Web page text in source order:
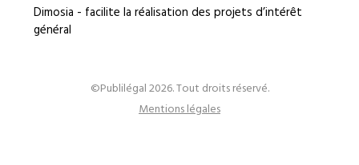
Dimosia - facilite la réalisation des projets d’intérêt
général
©Publilégal 2026. Tout droits réservé.
Mentions légales